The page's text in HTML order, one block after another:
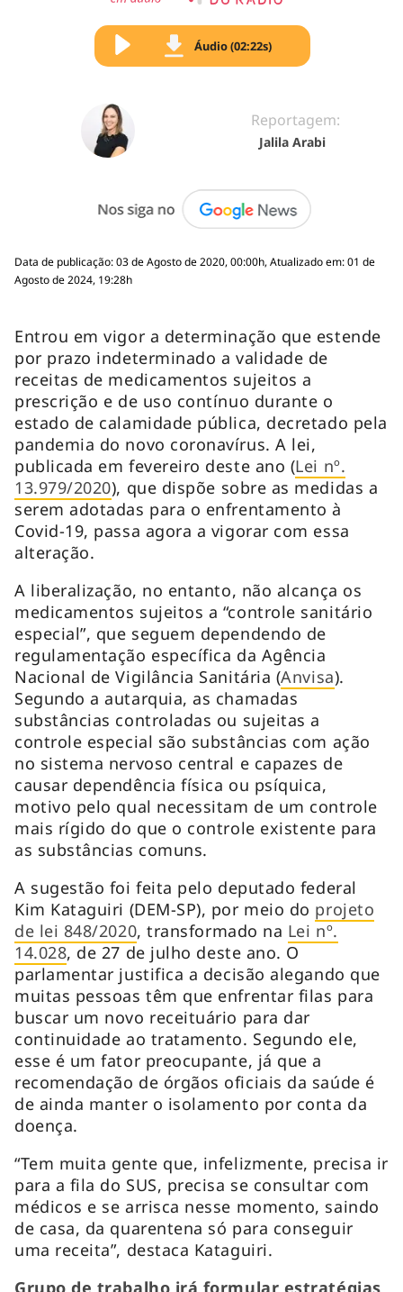
Áudio (02:22s)
Reportagem:
Jalila Arabi
Data de publicação: 03 de Agosto de 2020, 00:00h, Atualizado em: 01 de
Agosto de 2024, 19:28h
Entrou em vigor a determinação que estende
por prazo indeterminado a validade de
receitas de medicamentos sujeitos a
prescrição e de uso contínuo durante o
estado de calamidade pública, decretado pela
pandemia do novo coronavírus. A lei,
publicada em fevereiro deste ano (Lei nº.
13.979/2020), que dispõe sobre as medidas a
serem adotadas para o enfrentamento à
Covid-19, passa agora a vigorar com essa
alteração.
A liberalização, no entanto, não alcança os
medicamentos sujeitos a “controle sanitário
especial”, que seguem dependendo de
regulamentação específica da Agência
Nacional de Vigilância Sanitária (Anvisa).
Segundo a autarquia, as chamadas
substâncias controladas ou sujeitas a
controle especial são substâncias com ação
no sistema nervoso central e capazes de
causar dependência física ou psíquica,
motivo pelo qual necessitam de um controle
mais rígido do que o controle existente para
as substâncias comuns.
A sugestão foi feita pelo deputado federal
Kim Kataguiri (DEM-SP), por meio do projeto
de lei 848/2020, transformado na Lei nº.
14.028, de 27 de julho deste ano. O
parlamentar justifica a decisão alegando que
muitas pessoas têm que enfrentar filas para
buscar um novo receituário para dar
continuidade ao tratamento. Segundo ele,
esse é um fator preocupante, já que a
recomendação de órgãos oficiais da saúde é
de ainda manter o isolamento por conta da
doença.
“Tem muita gente que, infelizmente, precisa ir
para a fila do SUS, precisa se consultar com
médicos e se arrisca nesse momento, saindo
de casa, da quarentena só para conseguir
uma receita”, destaca Kataguiri.
Grupo de trabalho irá formular estratégias